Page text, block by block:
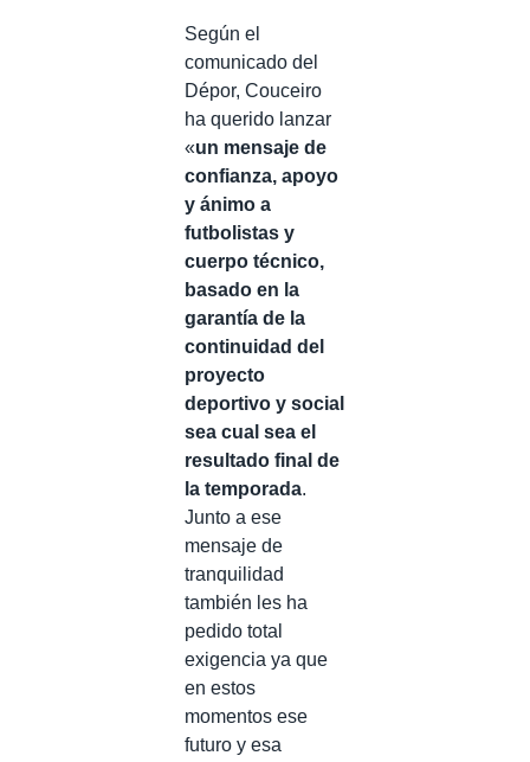
Según el
comunicado del
Dépor, Couceiro
ha querido lanzar
«un mensaje de
confianza, apoyo
y ánimo a
futbolistas y
cuerpo técnico,
basado en la
garantía de la
continuidad del
proyecto
deportivo y social
sea cual sea el
resultado final de
la temporada.
Junto a ese
mensaje de
tranquilidad
también les ha
pedido total
exigencia ya que
en estos
momentos ese
futuro y esa